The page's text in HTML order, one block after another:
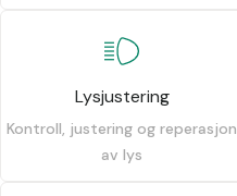
Lysjustering
Kontroll, justering og reperasjon
av lys